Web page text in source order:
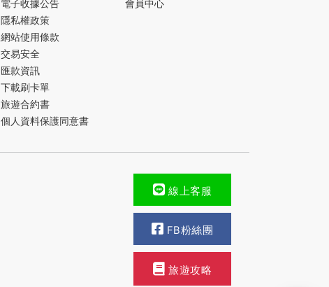
電子收據公告
隱私權政策
網站使用條款
交易安全
匯款資訊
下載刷卡單
旅遊合約書
個人資料保護同意書
會員中心
線上客服
FB粉絲團
旅遊攻略